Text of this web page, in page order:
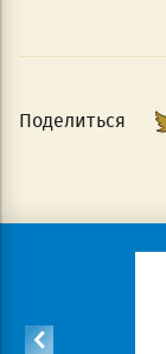
Поделиться